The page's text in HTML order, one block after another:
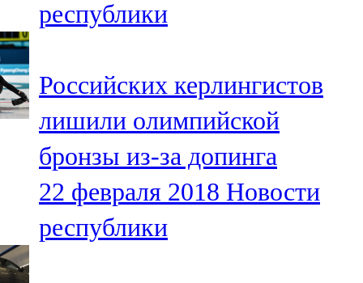
100,0 FM
104,7 FM
Олы Әтнә
71,42 FM
Сарман
107,8 FM
республики
Российских керлингистов
лишили олимпийской
бронзы из-за допинга
22 февраля 2018 Новости
республики